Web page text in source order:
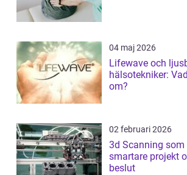
04 maj 2026
Lifewave och
hälsotekniker:
om?
02 februari 2026
3d Scanning
smartare projekt
beslut